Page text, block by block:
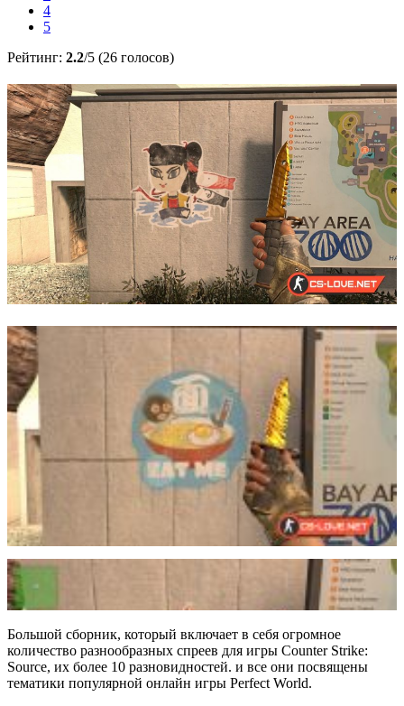
4
5
Рейтинг: 2.2/5 (26 голосов)
Большой сборник, который включает в себя огромное
количество разнообразных спреев для игры Counter Strike:
Source, их более 10 разновидностей. и все они посвящены
тематики популярной онлайн игры Perfect World.